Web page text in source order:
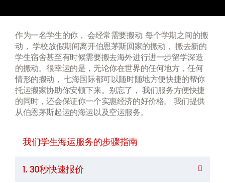
作为一名学生的你， 会经常需要搬动: 每个学期之间的搬
动， 学校放假期间离开伯恩茅斯回家的搬动， 搬去新的
学生宿舍甚至有时候需要搬去海外进行进一步留学深造
的搬动。很幸运的是，无论你在世界的任何地方，任何
情形的搬动， 七海国际都可以随时随地方便快捷的帮你
托运搬家协助你安顿下来。别忘了， 我们服务方便快捷
的同时，还会保证你一个实惠经济的好价格。 我们提供
从伯恩茅斯起运的海运以及空运服务。
我们学生海运服务的步骤指南
1. 30秒快速报价